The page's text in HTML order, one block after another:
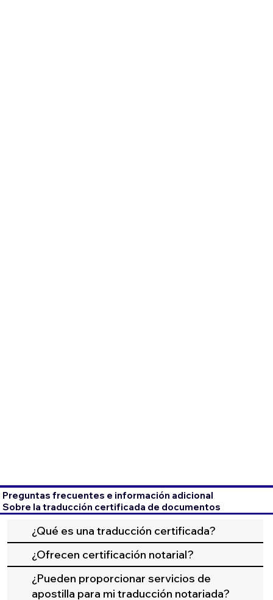
Preguntas frecuentes e información adicional
Sobre la traducción certificada de documentos
¿Qué es una traducción certificada?
¿Ofrecen certificación notarial?
¿Pueden proporcionar servicios de
apostilla para mi traducción notariada?